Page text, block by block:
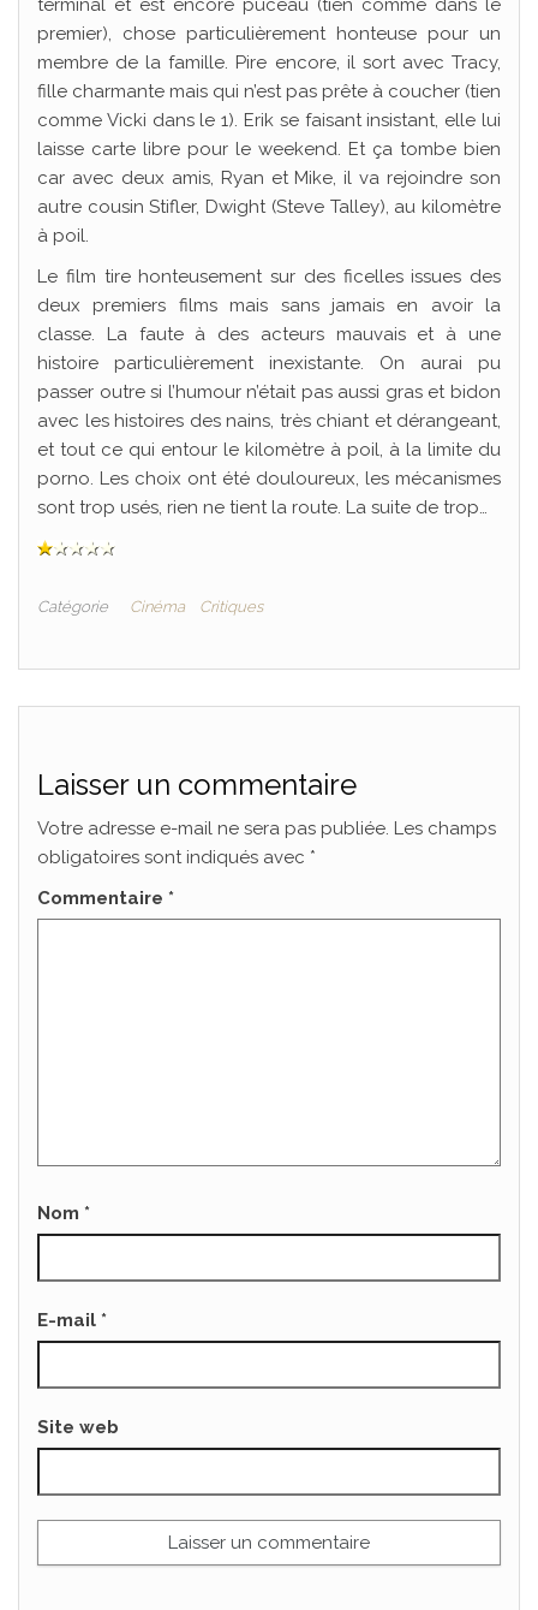
terminal et est encore puceau (tien comme dans le
premier), chose particulièrement honteuse pour un
membre de la famille. Pire encore, il sort avec Tracy,
fille charmante mais qui n’est pas prête à coucher (tien
comme Vicki dans le 1). Erik se faisant insistant, elle lui
laisse carte libre pour le weekend. Et ça tombe bien
car avec deux amis, Ryan et Mike, il va rejoindre son
autre cousin Stifler, Dwight (Steve Talley), au kilomètre
à poil.
Le film tire honteusement sur des ficelles issues des
deux premiers films mais sans jamais en avoir la
classe. La faute à des acteurs mauvais et à une
histoire particulièrement inexistante. On aurai pu
passer outre si l’humour n’était pas aussi gras et bidon
avec les histoires des nains, très chiant et dérangeant,
et tout ce qui entour le kilomètre à poil, à la limite du
porno. Les choix ont été douloureux, les mécanismes
sont trop usés, rien ne tient la route. La suite de trop…
Catégorie Cinéma Critiques
Laisser un commentaire
Votre adresse e-mail ne sera pas publiée. Les champs
obligatoires sont indiqués avec *
Commentaire *
Nom *
E-mail *
Site web